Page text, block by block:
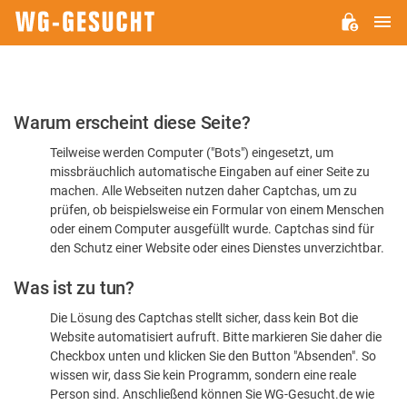
Bitte
dass
sind
Warum erscheint diese Seite?
Teilweise werden Computer ("Bots") eingesetzt, um
missbräuchlich automatische Eingaben auf einer Seite zu
machen. Alle Webseiten nutzen daher Captchas, um zu
prüfen, ob beispielsweise ein Formular von einem Menschen
oder einem Computer ausgefüllt wurde. Captchas sind für
den Schutz einer Website oder eines Dienstes unverzichtbar.
Was ist zu tun?
Die Lösung des Captchas stellt sicher, dass kein Bot die
Website automatisiert aufruft. Bitte markieren Sie daher die
Checkbox unten und klicken Sie den Button "Absenden". So
wissen wir, dass Sie kein Programm, sondern eine reale
Person sind. Anschließend können Sie WG-Gesucht.de wie